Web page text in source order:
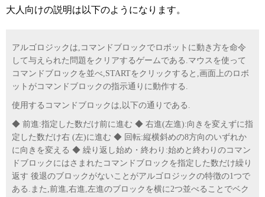
大人向けの説明は以下のようになります。
アルゴロジックは,コマンドブロックでロボットに動き方を命令
して与えられた問題をクリアするゲームである.マウスを使って
コマンドブロックを並べ,STARTをクリックすると,画面上のロボ
ットがコマンドブロックの指示通りに動作する.
使用するコマンドブロックは,以下の通りである.
◆ 前進:指定した数だけ前に進む ◆ 右進(左進):向きを変えずに指
定した数だけ右 (左)に進む ◆ 回転:縦横斜めの8方向のいずれか
に向きを変える ◆ 繰り返し始め・終わり:始めと終わりのコマン
ドブロックにはさまれたコマンドブロックを指定した数だけ繰り
返す 後退のブロックがないことがアルゴロジックの特徴の1つで
ある.また,前進,右進,左進のブロックを横に2つ並べることでベク